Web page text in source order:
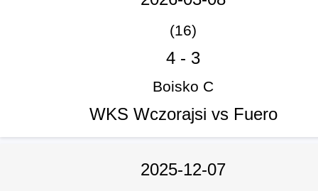
(16)
4 - 3
Boisko C
WKS Wczorajsi vs Fuero
2025-12-07